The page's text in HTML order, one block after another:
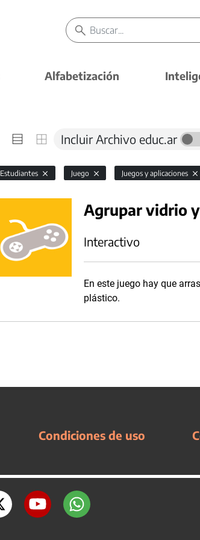
Alfabetización
Incluir Archivo educ.ar
Estudiantes Juego Juegos y aplicaciones
Agrupar vidrio
Interactivo
En este juego hay que
plástico.
Condiciones de uso